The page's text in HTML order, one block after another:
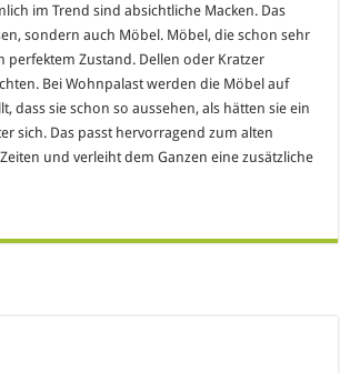
im Trend sind absichtliche Macken. Das
sondern auch Möbel. Möbel, die schon sehr
perfektem Zustand. Dellen oder Kratzer
Bei Wohnpalast werden die Möbel auf
dass sie schon so aussehen, als hätten sie ein
sich. Das passt hervorragend zum alten
und verleiht dem Ganzen eine zusätzliche